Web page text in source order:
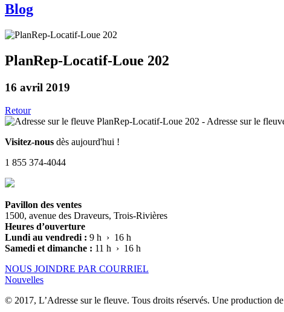
Blog
PlanRep-Locatif-Loue 202
16 avril 2019
Retour
Visitez-nous dès aujourd'hui !
1 855 374-4044
Pavillon des ventes
1500, avenue des Draveurs, Trois-Rivières
Heures d’ouverture
Lundi au vendredi : 9 h › 16 h
Samedi et dimanche : 11 h › 16 h
NOUS JOINDRE PAR COURRIEL
Nouvelles
© 2017, L’Adresse sur le fleuve. Tous droits réservés. Une production de